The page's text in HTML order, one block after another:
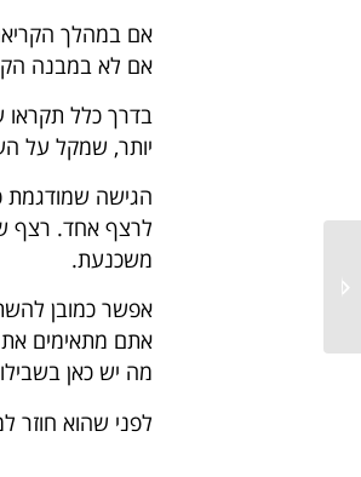
אם במהלך
אם לא במבנה
בדרך כלל תקראו
יותר, שמקל על
הגישה שמודגמת
לרצף אחד. רצף
משכנעת.
אפשר כמובן
אתם מתאימים
מה יש כאן
לפני שהוא חוזר
שלושת המרכיבים
שלכם...